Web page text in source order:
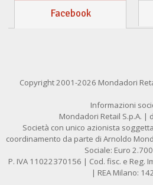
Facebook
Copyright 2001-2026 Mondadori
Informazioni
Mondadori Retail S.p.A. |
Società con unico azionista
coordinamento da parte di Arnoldo
Sociale: Euro
P. IVA 11022370156 | Cod. fisc. e Reg.
| REA Milano: